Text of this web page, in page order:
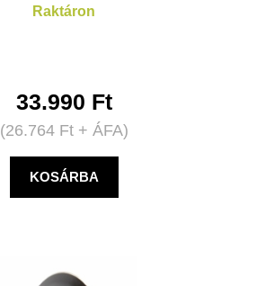
Raktáron
33.990 Ft
(26.764 Ft+ ÁFA)
KOSÁRBA